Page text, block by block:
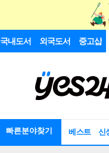
국내도서 외국도서 중고샵
빠른분야찾기 베스트 신